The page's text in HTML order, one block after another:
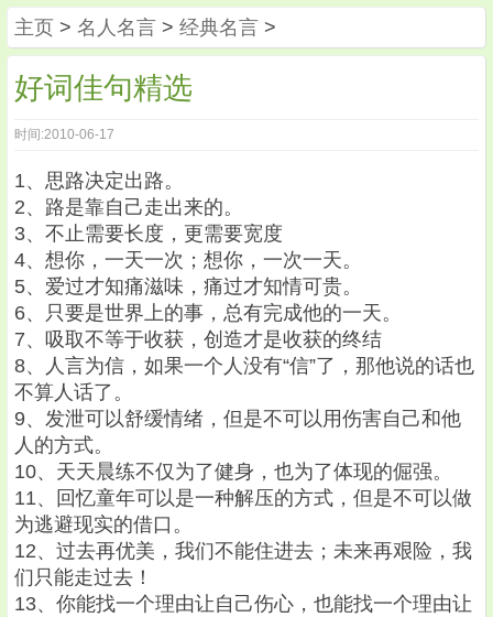
主页 > 名人名言 > 经典名言 >
好词佳句精选
时间:2010-06-17
1、思路决定出路。
2、路是靠自己走出来的。
3、不止需要长度，更需要宽度
4、想你，一天一次；想你，一次一天。
5、爱过才知痛滋味，痛过才知情可贵。
6、只要是世界上的事，总有完成他的一天。
7、吸取不等于收获，创造才是收获的终结
8、人言为信，如果一个人没有“信”了，那他说的话也
不算人话了。
9、发泄可以舒缓情绪，但是不可以用伤害自己和他
人的方式。
10、天天晨练不仅为了健身，也为了体现的倔强。
11、回忆童年可以是一种解压的方式，但是不可以做
为逃避现实的借口。
12、过去再优美，我们不能住进去；未来再艰险，我
们只能走过去！
13、你能找一个理由让自己伤心，也能找一个理由让